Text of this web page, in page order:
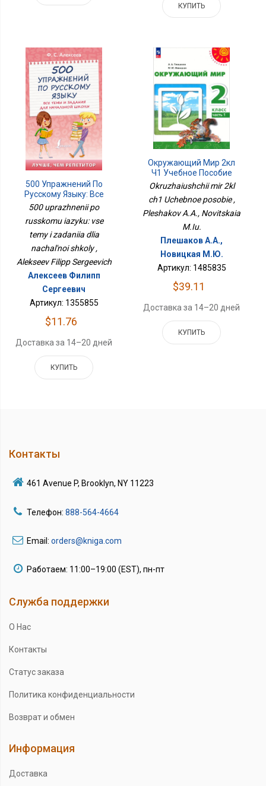
КУПИТЬ
500 Упражнений По
Русскому Языку: Все
Темы И Задания Для
Начальной Школы
500 uprazhnenii po
russkomu iazyku: vse
temy i zadaniia dlia
nachal'noi shkoly ,
Alekseev Filipp Sergeevich
Алексеев Филипп
Сергеевич
Артикул: 1355855
$11.76
Доставка за 14–20 дней
КУПИТЬ
Окружающий Мир 2кл
Ч1 Учебное Пособие
Okruzhaiushchii mir 2kl
ch1 Uchebnoe posobie ,
Pleshakov A.A., Novitskaia
M.Iu.
Плешаков А.А.,
Новицкая М.Ю.
Артикул: 1485835
$39.11
Доставка за 14–20 дней
КУПИТЬ
Контакты
461 Avenue P, Brooklyn, NY 11223
Телефон: 888-564-4664
Email: orders@kniga.com
Работаем: 11:00–19:00 (EST), пн-пт
Служба поддержки
О Нас
Контакты
Статус заказа
Политика конфиденциальности
Возврат и обмен
Информация
Доставка